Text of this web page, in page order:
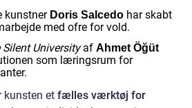
kunstner Doris Salcedo har skabt
med ofre for vold.
Silent Universityaf Ahmet Öğüt
som læringsrum for
et fælles værktøj for